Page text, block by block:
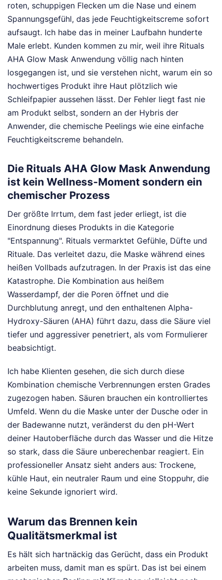
roten, schuppigen Flecken um die Nase und einem
Spannungsgefühl, das jede Feuchtigkeitscreme sofort
aufsaugt. Ich habe das in meiner Laufbahn hunderte
Male erlebt. Kunden kommen zu mir, weil ihre Rituals
AHA Glow Mask Anwendung völlig nach hinten
losgegangen ist, und sie verstehen nicht, warum ein so
hochwertiges Produkt ihre Haut plötzlich wie
Schleifpapier aussehen lässt. Der Fehler liegt fast nie
am Produkt selbst, sondern an der Hybris der
Anwender, die chemische Peelings wie eine einfache
Feuchtigkeitscreme behandeln.
Die Rituals AHA Glow Mask Anwendung
ist kein Wellness-Moment sondern ein
chemischer Prozess
Der größte Irrtum, dem fast jeder erliegt, ist die
Einordnung dieses Produkts in die Kategorie
"Entspannung". Rituals vermarktet Gefühle, Düfte und
Rituale. Das verleitet dazu, die Maske während eines
heißen Vollbads aufzutragen. In der Praxis ist das eine
Katastrophe. Die Kombination aus heißem
Wasserdampf, der die Poren öffnet und die
Durchblutung anregt, und den enthaltenen Alpha-
Hydroxy-Säuren (AHA) führt dazu, dass die Säure viel
tiefer und aggressiver penetriert, als vom Formulierer
beabsichtigt.
Ich habe Klienten gesehen, die sich durch diese
Kombination chemische Verbrennungen ersten Grades
zugezogen haben. Säuren brauchen ein kontrolliertes
Umfeld. Wenn du die Maske unter der Dusche oder in
der Badewanne nutzt, veränderst du den pH-Wert
deiner Hautoberfläche durch das Wasser und die Hitze
so stark, dass die Säure unberechenbar reagiert. Ein
professioneller Ansatz sieht anders aus: Trockene,
kühle Haut, ein neutraler Raum und eine Stoppuhr, die
keine Sekunde ignoriert wird.
Warum das Brennen kein
Qualitätsmerkmal ist
Es hält sich hartnäckig das Gerücht, dass ein Produkt
arbeiten muss, damit man es spürt. Das ist bei einem